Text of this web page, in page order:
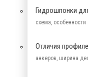
Гидрошпонки
схема,
Отличия
анкеров, ширина